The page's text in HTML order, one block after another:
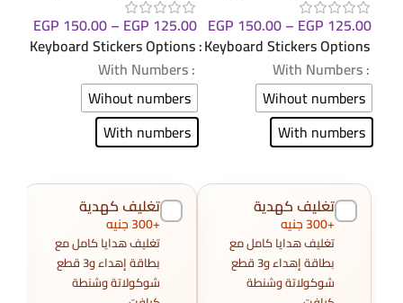
EGP 125.00
–
EGP 150.00
Keyboard Stickers Options
: With Numbers
Wihout numbers
With numbers
تغليف كهدية
+300 جنيه
تغليف هدايا كامل مع
بطاقة إهداء و3 قطع
شوكولاتة وشنطة
EGP 125.00
–
EGP 150.00
Keyboard Stickers Options
: With Numbers
Wihout numbers
With numbers
تغليف كهدية
+300 جنيه
تغليف هدايا كامل مع
بطاقة إهداء و3 قطع
شوكولاتة وشنطة